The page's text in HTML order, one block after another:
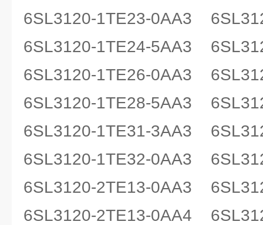
6SL3120-1TE23-0AA3
6SL3120-1TE24-5AA3
6SL3120-1TE26-0AA3
6SL3120-1TE28-5AA3
6SL3120-1TE31-3AA3
6SL3120-1TE32-0AA3
6SL3120-2TE13-0AA3
6SL3120-2TE13-0AA4